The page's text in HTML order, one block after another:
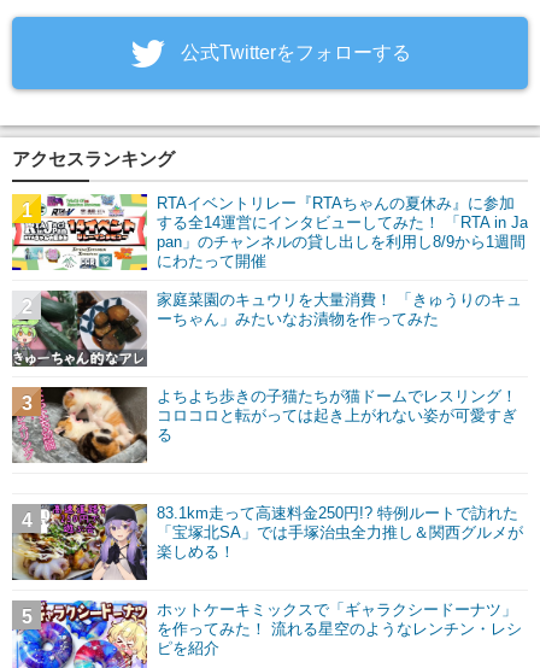
‎公式Twitterをフォローする
アクセスランキング
RTAイベントリレー『RTAちゃんの夏休み』に参加
する全14運営にインタビューしてみた！ 「RTA in Ja
pan」のチャンネルの貸し出しを利用し8/9から1週間
にわたって開催
1
家庭菜園のキュウリを大量消費！ 「きゅうりのキュ
ーちゃん」みたいなお漬物を作ってみた
2
よちよち歩きの子猫たちが猫ドームでレスリング！
コロコロと転がっては起き上がれない姿が可愛すぎ
る
3
83.1km走って高速料金250円!? 特例ルートで訪れた
「宝塚北SA」では手塚治虫全力推し＆関西グルメが
楽しめる！
4
ホットケーキミックスで「ギャラクシードーナツ」
を作ってみた！ 流れる星空のようなレンチン・レシ
ピを紹介
5